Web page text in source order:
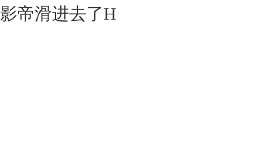
影帝滑进去了H